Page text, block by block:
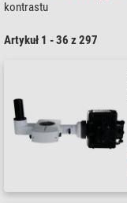
kontrastu
Artykuł 1 - 36 z 297